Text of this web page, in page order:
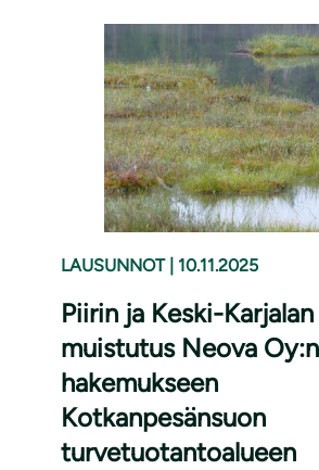
LAUSUNNOT 10.11.2025
Piirin ja Keski-
muistutus Neova Oy:n
hakemukseen
Kotkanpesänsuon
turvetuotantoalueen